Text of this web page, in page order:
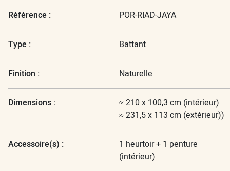
Référence : POR-RIAD-JAYA
Type : Battant
Finition : Naturelle
Dimensions :
≈ 210 x 100,3 cm (intérieur)
≈ 231,5 x 113 cm (extérieur))
Accessoire(s) :
1 heurtoir + 1 penture
(intérieur)